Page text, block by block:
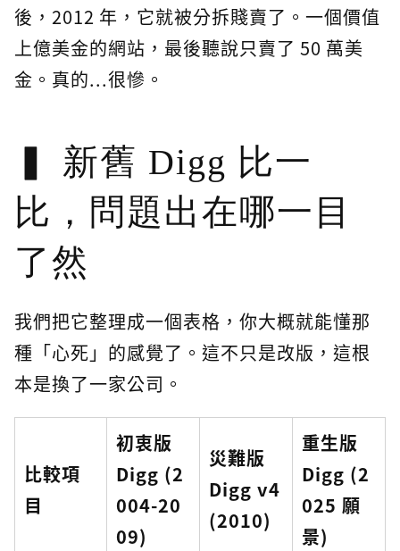
後，2012 年，它就被分拆賤賣了。一個價值
上億美金的網站，最後聽說只賣了 50 萬美
金。真的...很慘。
新舊 Digg 比一
比，問題出在哪一目
了然
我們把它整理成一個表格，你大概就能懂那
種「心死」的感覺了。這不只是改版，這根
本是換了一家公司。
比較項
目
初衷版
Digg (2
004-20
09)
災難版
Digg v4
(2010)
重生版
Digg (2
025 願
景)